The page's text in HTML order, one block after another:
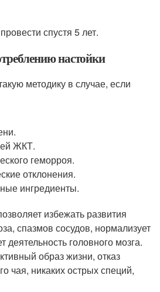
спустя 5 лет.
настойки
методику в случае, если
ЖКТ.
геморроя.
отклонения.
ингредиенты.
избежать развития
спазмов сосудов, нормализует
деятельность головного мозга.
образ жизни, отказ
чая, никаких острых специй,